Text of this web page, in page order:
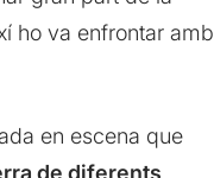
ho va enfrontar amb
en escena que
de diferents